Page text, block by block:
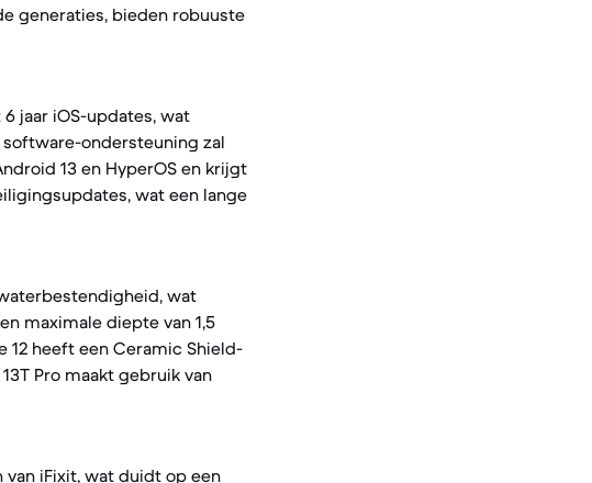
generaties, bieden robuuste
jaar iOS-updates, wat
ondersteuning zal
13 en HyperOS en krijgt
wat een lange
wat
maximale diepte van 1,5
12 heeft een Ceramic Shield-
Pro maakt gebruik van
van iFixit, wat duidt op een